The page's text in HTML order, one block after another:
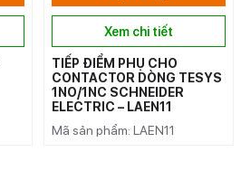
Xem chi tiết
TIẾP ĐIỂM PHỤ CHO
CONTACTOR DÒNG TESYS
1NO/1NC SCHNEIDER
ELECTRIC – LAEN11
Mã sản phẩm: LAEN11